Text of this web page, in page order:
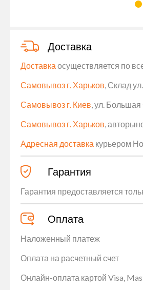
Доставка
Доставка осуществляется по
Самовывоз г. Харьков , Склад
Самовывоз г. Киев , ул.
Самовывоз г. Харьков ,
Адресная доставка курьером
Гарантия
Гарантия предоставляется
Оплата
Наложенный платеж
Оплата на расчетный счет
Онлайн-оплата картой Visa,